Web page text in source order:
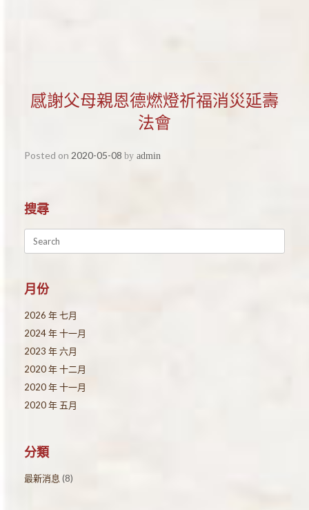
感謝父母親恩德燃燈祈福消災延壽
法會
Posted on 2020-05-08 by admin
搜尋
for:
月份
2026 年 七月
2024 年 十一月
2023 年 六月
2020 年 十二月
2020 年 十一月
2020 年 五月
分類
最新消息 (8)